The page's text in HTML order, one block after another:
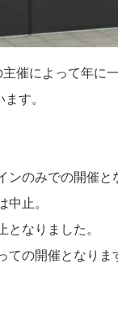
主催によって年に
す。
のみでの開催と
止。
なりました。
の開催となりま